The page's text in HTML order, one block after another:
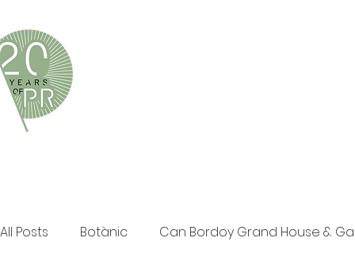
und persönliche Beratung in den Bereichen
Klassische PR im Print Bereich, Events sowie Social
All Posts Botànic Can Bordoy Grand House &